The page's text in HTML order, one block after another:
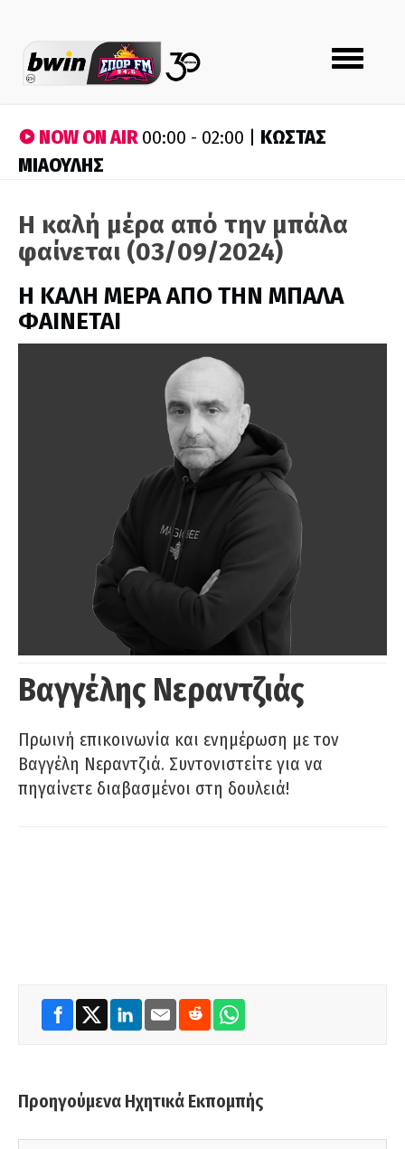
Toggle
navigation
NOW ON AIR00:00 - 02:00 | ΚΩΣΤΑΣ
ΜΙΑΟΥΛΗΣ
Η καλή μέρα από την μπάλα
φαίνεται (03/09/2024)
H ΚΑΛΗ ΜΕΡΑ ΑΠΟ ΤΗΝ ΜΠΑΛΑ
ΦΑΙΝΕΤΑΙ
Βαγγέλης Νεραντζιάς
Πρωινή επικοινωνία και ενημέρωση με τον
Βαγγέλη Νεραντζιά. Συντονιστείτε για να
πηγαίνετε διαβασμένοι στη δουλειά!
Προηγούμενα Ηχητικά Εκπομπής